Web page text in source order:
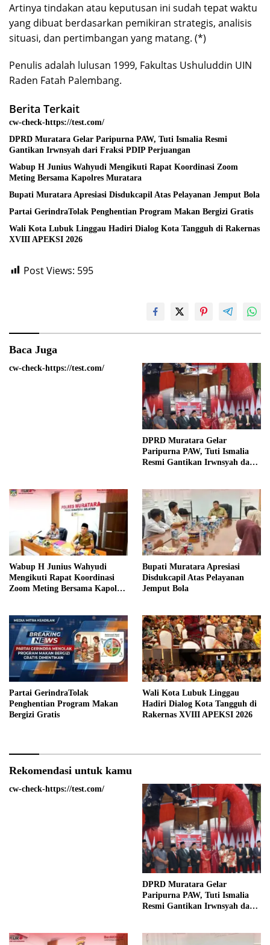
Artinya tindakan atau keputusan ini sudah tepat waktu
yang dibuat berdasarkan pemikiran strategis, analisis
situasi, dan pertimbangan yang matang. (*)
Penulis adalah lulusan 1999, Fakultas Ushuluddin UIN
Raden Fatah Palembang.
Berita Terkait
cw-check-https://test.com/
DPRD Muratara Gelar Paripurna PAW, Tuti Ismalia Resmi
Gantikan Irwnsyah dari Fraksi PDIP Perjuangan
Wabup H Junius Wahyudi Mengikuti Rapat Koordinasi Zoom
Meting Bersama Kapolres Muratara
Bupati Muratara Apresiasi Disdukcapil Atas Pelayanan Jemput Bola
Partai GerindraTolak Penghentian Program Makan Bergizi Gratis
Wali Kota Lubuk Linggau Hadiri Dialog Kota Tangguh di Rakernas
XVIII APEKSI 2026
Post Views: 595
Baca Juga
cw-check-https://test.com/
DPRD Muratara Gelar
Paripurna PAW, Tuti Ismalia
Resmi Gantikan Irwnsyah dari
Wabup H Junius Wahyudi
Mengikuti Rapat Koordinasi
Zoom Meting Bersama Kapolres
Bupati Muratara Apresiasi
Disdukcapil Atas Pelayanan
Jemput Bola
Partai GerindraTolak
Penghentian Program Makan
Bergizi Gratis
Wali Kota Lubuk Linggau
Hadiri Dialog Kota Tangguh di
Rakernas XVIII APEKSI 2026
Rekomendasi untuk kamu
cw-check-https://test.com/
DPRD Muratara Gelar
Paripurna PAW, Tuti Ismalia
Resmi Gantikan Irwnsyah dari